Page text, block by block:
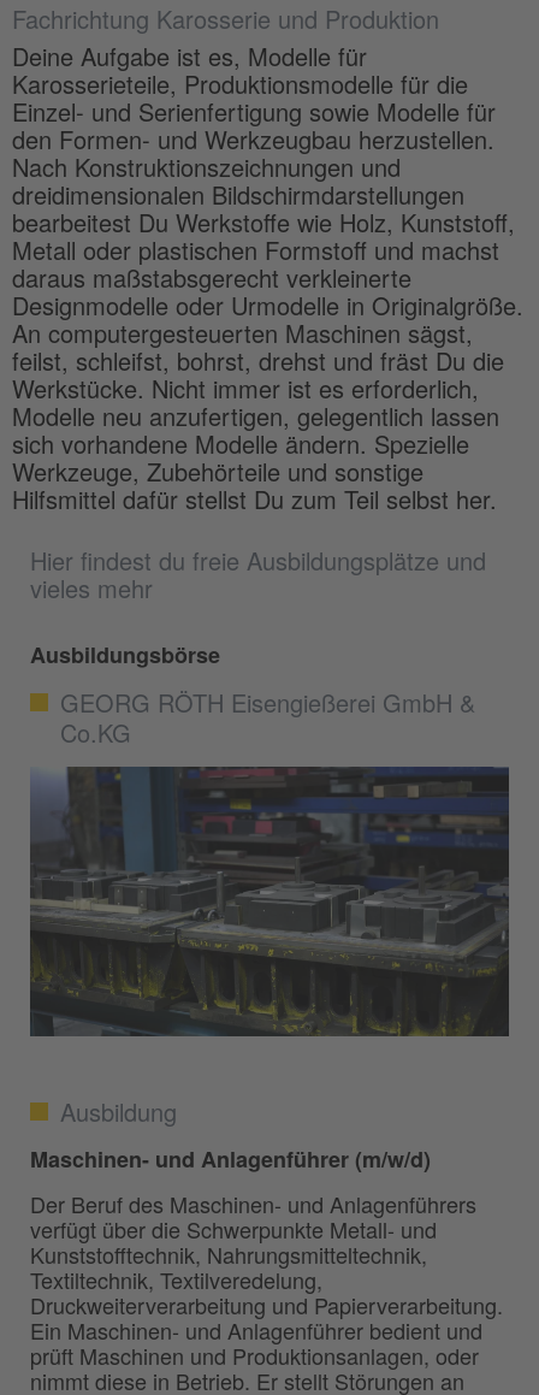
Hier findest du freie Ausbildungsplätze und
vieles mehr
Ausbildungsbörse
GEORG RÖTH Eisengießerei GmbH &
Co.KG
Ausbildung
Maschinen- und Anlagenführer (m/w/d)
Der Beruf des Maschinen- und Anlagenführers
verfügt über die Schwerpunkte Metall- und
Kunststofftechnik, Nahrungsmitteltechnik,
Textiltechnik, Textilveredelung,
Druckweiterverarbeitung und Papierverarbeitung.
Ein Maschinen- und Anlagenführer bedient und
prüft Maschinen und Produktionsanlagen, oder
nimmt diese in Betrieb. Er stellt Störungen an
Fachrichtung Karosserie und Produktion
Deine Aufgabe ist es, Modelle für
Karosserieteile, Produktionsmodelle für die
Einzel- und Serienfertigung sowie Modelle für
den Formen- und Werkzeugbau herzustellen.
Nach Konstruktionszeichnungen und
dreidimensionalen Bildschirmdarstellungen
bearbeitest Du Werkstoffe wie Holz, Kunststoff,
Metall oder plastischen Formstoff und machst
daraus maßstabsgerecht verkleinerte
Designmodelle oder Urmodelle in Originalgröße.
An computergesteuerten Maschinen sägst,
feilst, schleifst, bohrst, drehst und fräst Du die
Werkstücke. Nicht immer ist es erforderlich,
Modelle neu anzufertigen, gelegentlich lassen
sich vorhandene Modelle ändern. Spezielle
Werkzeuge, Zubehörteile und sonstige
Hilfsmittel dafür stellst Du zum Teil selbst her.